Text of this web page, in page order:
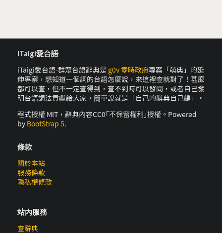
iTaigi愛台語
iTaigi愛台語-群眾台語辭典是 g0v 零時政府專案「萌典」的延
伸專案，想知道一個詞的台語怎麼說，來這裡查就對了！甚麼
都可以查，但不一定查得到，查不到時可以發問，或者自己發
明台語講法貢獻給大家，簡單說就是「自己的辭典自己編」。
程式授權 MIT，辭典內容CC0｢不保留權利｣授權。Powered
by BootStrap 5.
條款
關於本站
服務條款
隱私權條款
站內服務
查辭典